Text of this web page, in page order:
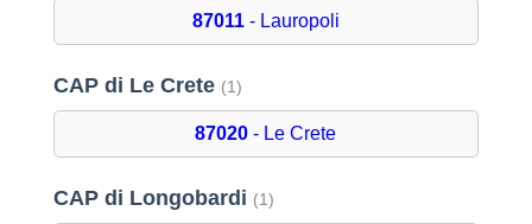
87011- Lauropoli
CAP di Le Crete (1)
87020 - Le Crete
CAP di Longobardi (1)